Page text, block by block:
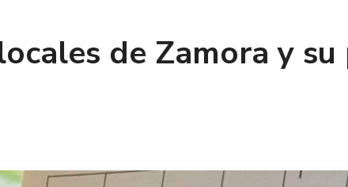
de Zamora y su